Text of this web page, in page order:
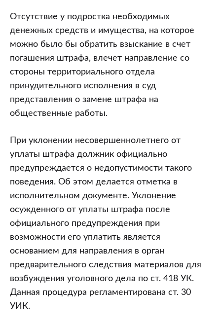
Отсутствие у подростка необходимых
денежных средств и имущества, на которое
можно было бы обратить взыскание в счет
погашения штрафа, влечет направление со
стороны территориального отдела
принудительного исполнения в суд
представления о замене штрафа на
общественные работы.
При уклонении несовершеннолетнего от
уплаты штрафа должник официально
предупреждается о недопустимости такого
поведения. Об этом делается отметка в
исполнительном документе. Уклонение
осужденного от уплаты штрафа после
официального предупреждения при
возможности его уплатить является
основанием для направления в орган
предварительного следствия материалов для
возбуждения уголовного дела по ст. 418 УК.
Данная процедура регламентирована ст. 30
УИК.